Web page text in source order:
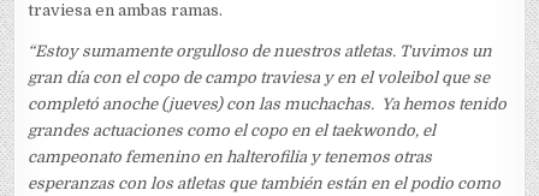
traviesa en ambas ramas.
“Estoy sumamente orgulloso de nuestros atletas. Tuvimos un
gran día con el copo de campo traviesa y en el voleibol que se
completó anoche (jueves) con las muchachas. Ya hemos tenido
grandes actuaciones como el copo en el taekwondo, el
campeonato femenino en halterofilia y tenemos otras
esperanzas con los atletas que también están en el podio como